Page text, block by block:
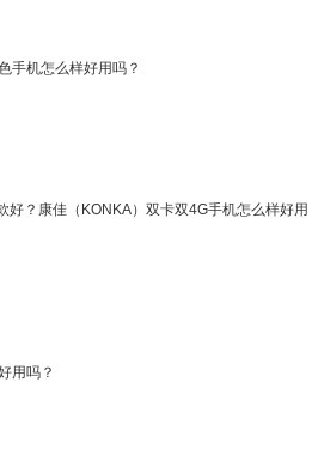
手机怎么样好用吗？
好？康佳（KONKA）双卡双4G手机怎么样好用
用吗？